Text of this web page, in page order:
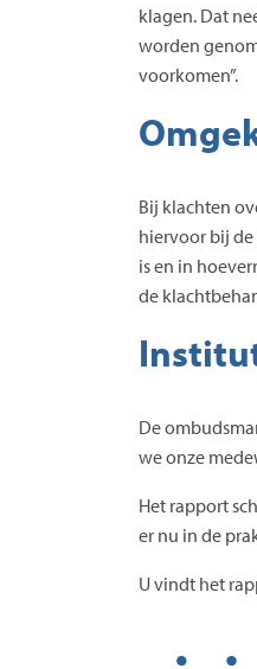
klagen. Dat
worden
voorkomen”.
Bij klachten
hiervoor bij
is en in
de
De
we onze
Het rapport
er nu in de
U vindt het